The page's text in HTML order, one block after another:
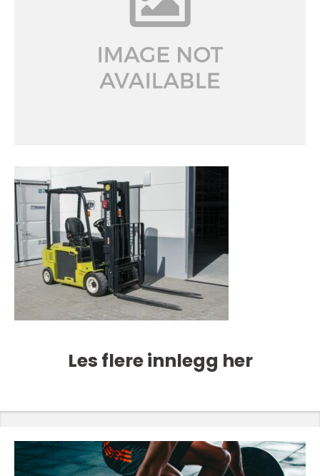
Les flere innlegg her